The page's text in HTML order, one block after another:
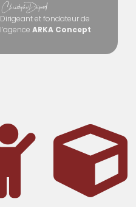
Dirigeant et fondateur de
l’agence ARKA Concept